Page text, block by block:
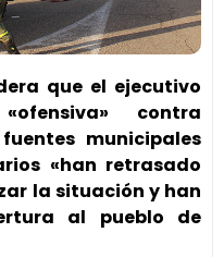
que el ejecutivo
contra
municipales
«han retrasado
la situación y han
al pueblo de